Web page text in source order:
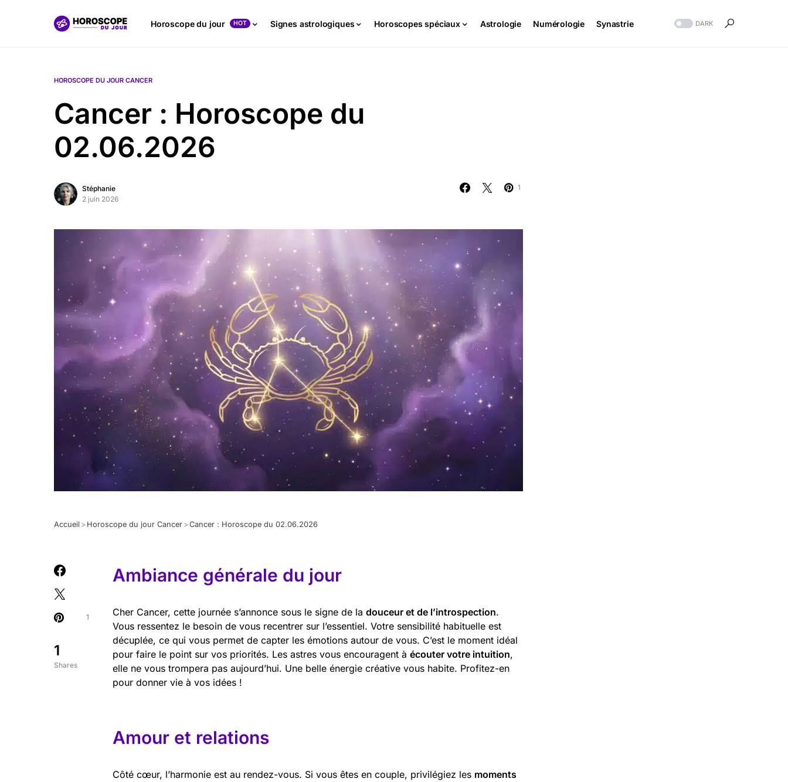
Horoscope du jour HOT Signes astrologiques Horoscopes spéciaux Astrologie Numérologie Synastrie DARK
HOROSCOPE DU JOUR CANCER
Cancer : Horoscope du
02.06.2026
Stéphanie
2 juin 2026
1
Accueil > Horoscope du jour Cancer >Cancer : Horoscope du 02.06.2026
1
Shares
1
Ambiance générale du jour
Cher Cancer, cette journée s’annonce sous le signe de la douceur et de l’introspection.
Vous ressentez le besoin de vous recentrer sur l’essentiel. Votre sensibilité habituelle est
décuplée, ce qui vous permet de capter les émotions autour de vous. C’est le moment idéal
pour faire le point sur vos priorités. Les astres vous encouragent à écouter votre intuition,
elle ne vous trompera pas aujourd’hui. Une belle énergie créative vous habite. Profitez-en
pour donner vie à vos idées !
Amour et relations
Côté cœur, l’harmonie est au rendez-vous. Si vous êtes en couple, privilégiez les moments